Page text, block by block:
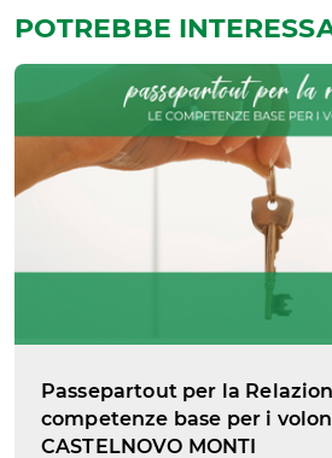
POTREBBE
Passepartout per la
competenze base per i
CASTELNOVO MONTI